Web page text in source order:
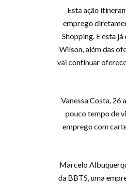
Esta ação
emprego
Shopping. E esta
Wilson, além das
vai continuar
Vanessa Costa, 26
pouco tempo de
emprego com
Marcelo
da BBTS, uma